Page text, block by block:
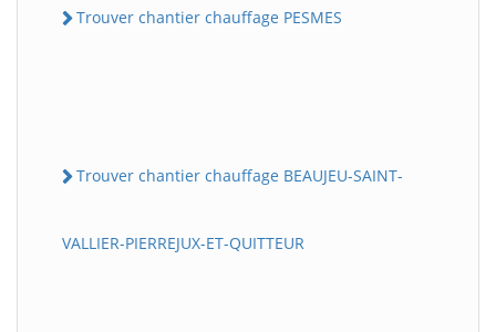
Trouver chantier chauffage PESMES
Trouver chantier chauffage BEAUJEU-SAINT-
VALLIER-PIERREJUX-ET-QUITTEUR